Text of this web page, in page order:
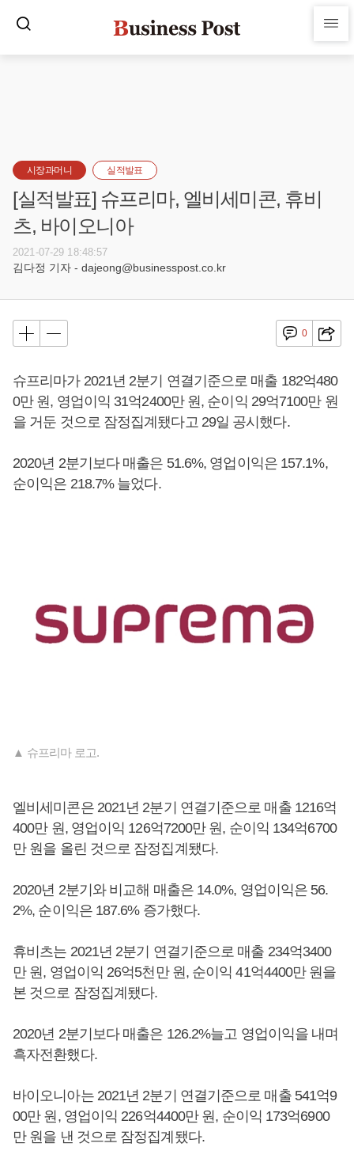
시장과머니 실적발표
[실적발표] 슈프리마, 엘비세미콘, 휴비
츠, 바이오니아
2021-07-29 18:48:57
김다정 기자 - dajeong@businesspost.co.kr
0
슈프리마가 2021년 2분기 연결기준으로 매출 182억480
0만 원, 영업이익 31억2400만 원, 순이익 29억7100만 원
을 거둔 것으로 잠정집계됐다고 29일 공시했다.
2020년 2분기보다 매출은 51.6%, 영업이익은 157.1%,
순이익은 218.7% 늘었다.
▲ 슈프리마 로고.
엘비세미콘은 2021년 2분기 연결기준으로 매출 1216억
400만 원, 영업이익 126억7200만 원, 순이익 134억6700
만 원을 올린 것으로 잠정집계됐다.
2020년 2분기와 비교해 매출은 14.0%, 영업이익은 56.
2%, 순이익은 187.6% 증가했다.
휴비츠는 2021년 2분기 연결기준으로 매출 234억3400
만 원, 영업이익 26억5천만 원, 순이익 41억4400만 원을
본 것으로 잠정집계됐다.
2020년 2분기보다 매출은 126.2%늘고 영업이익을 내며
흑자전환했다.
바이오니아는 2021년 2분기 연결기준으로 매출 541억9
00만 원, 영업이익 226억4400만 원, 순이익 173억6900
만 원을 낸 것으로 잠정집계됐다.